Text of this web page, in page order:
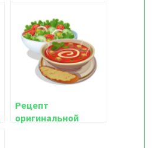
Рецепт
оригинальной